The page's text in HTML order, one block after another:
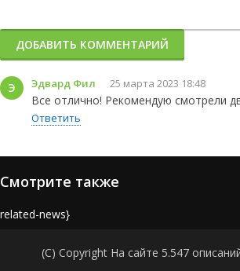
Э Эдвард Фил 25 марта 2023 18:48
Все отлично! Рекомендую смотрели
Ответить
ДОБАВИТЬ КОММЕНТАРИЙ
Смотрите также
news}
(C) Copyright На сайте 5.547